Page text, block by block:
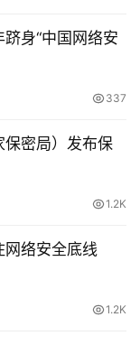
身“中国网络安
337
保密局）发布保
1.2K
络安全底线
1.2K